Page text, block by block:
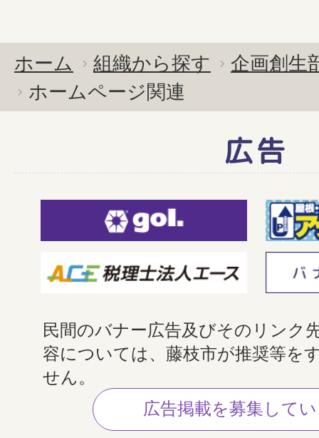
ホーム 組織から探す
企画創生
ホームページ関連
広告
民間のバナー広告及びそのリンク
容については、藤枝市が推奨等を
せん。
広告掲載を募集して